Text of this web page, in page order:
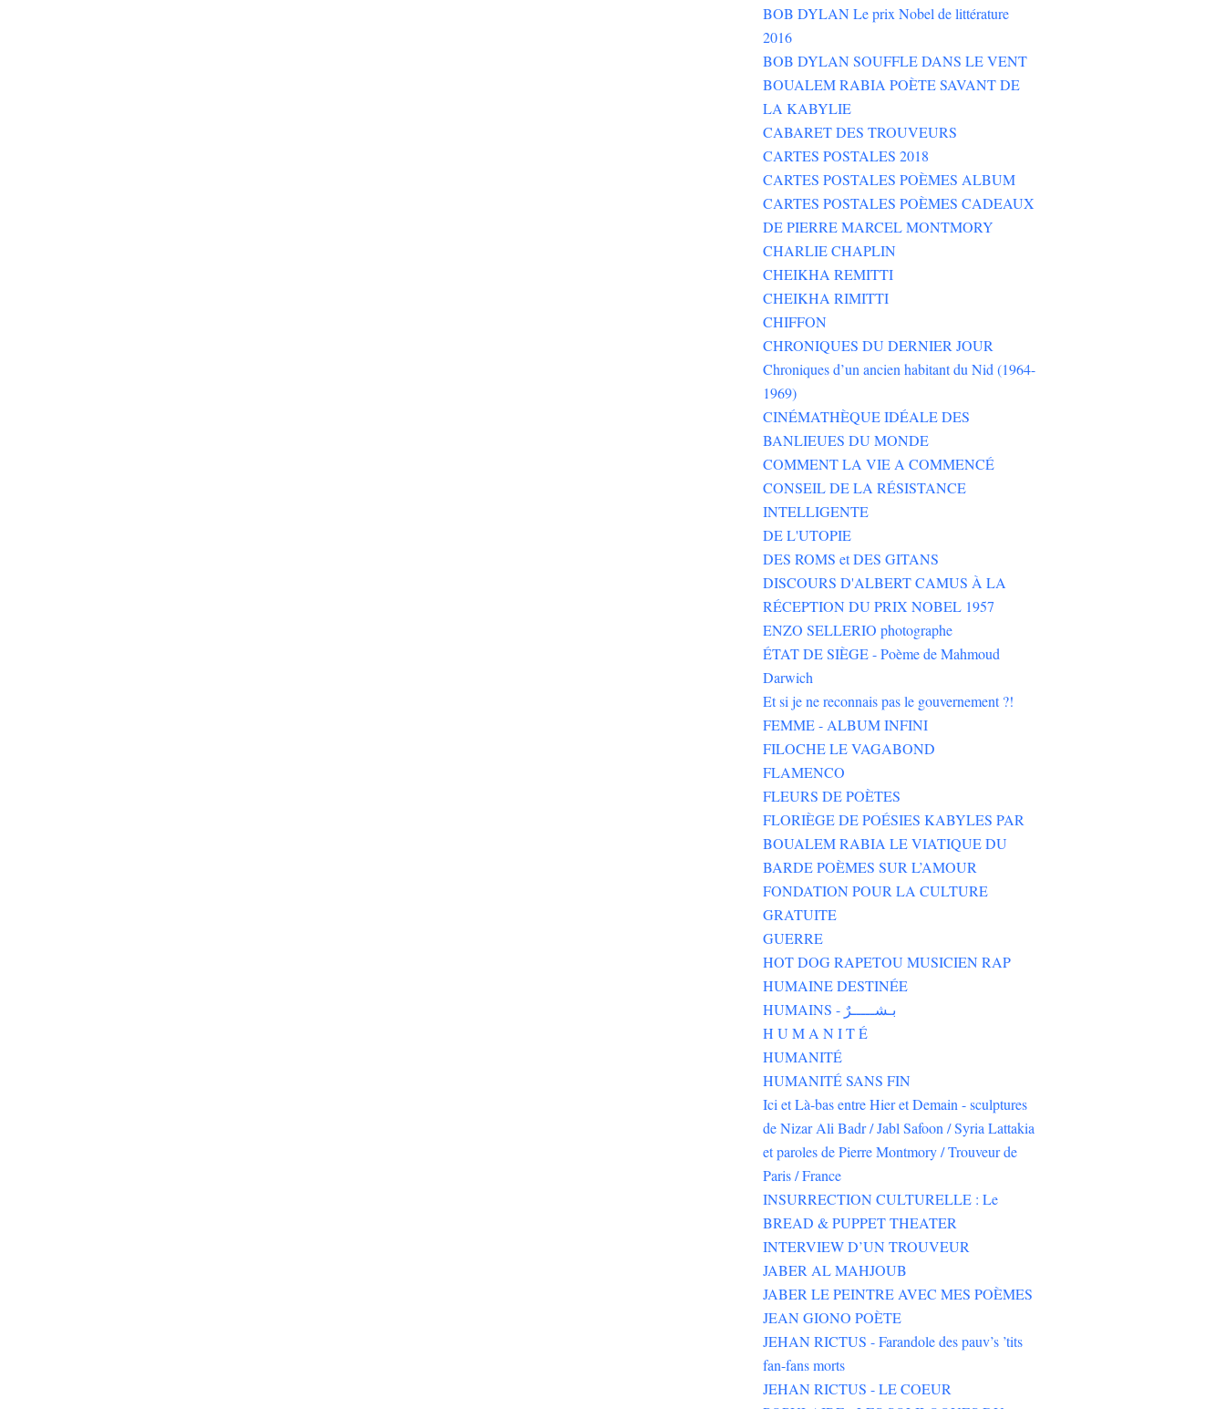
BOB DYLAN Le prix Nobel de littérature
2016
BOB DYLAN SOUFFLE DANS LE VENT
BOUALEM RABIA POÈTE SAVANT DE
LA KABYLIE
CABARET DES TROUVEURS
CARTES POSTALES 2018
CARTES POSTALES POÈMES ALBUM
CARTES POSTALES POÈMES CADEAUX
DE PIERRE MARCEL MONTMORY
CHARLIE CHAPLIN
CHEIKHA REMITTI
CHEIKHA RIMITTI
CHIFFON
CHRONIQUES DU DERNIER JOUR
Chroniques d’un ancien habitant du Nid (1964-
1969)
CINÉMATHÈQUE IDÉALE DES
BANLIEUES DU MONDE
COMMENT LA VIE A COMMENCÉ
CONSEIL DE LA RÉSISTANCE
INTELLIGENTE
DE L'UTOPIE
DES ROMS et DES GITANS
DISCOURS D'ALBERT CAMUS À LA
RÉCEPTION DU PRIX NOBEL 1957
ENZO SELLERIO photographe
ÉTAT DE SIÈGE - Poème de Mahmoud
Darwich
Et si je ne reconnais pas le gouvernement ?!
FEMME - ALBUM INFINI
FILOCHE LE VAGABOND
FLAMENCO
FLEURS DE POÈTES
FLORIÈGE DE POÉSIES KABYLES PAR
BOUALEM RABIA LE VIATIQUE DU
BARDE POÈMES SUR L’AMOUR
FONDATION POUR LA CULTURE
GRATUITE
GUERRE
HOT DOG RAPETOU MUSICIEN RAP
HUMAINE DESTINÉE
HUMAINS - بـشـــــرٌ
H U M A N I T É
HUMANITÉ
HUMANITÉ SANS FIN
Ici et Là-bas entre Hier et Demain - sculptures
de Nizar Ali Badr / Jabl Safoon / Syria Lattakia
et paroles de Pierre Montmory / Trouveur de
Paris / France
INSURRECTION CULTURELLE : Le
BREAD & PUPPET THEATER
INTERVIEW D’UN TROUVEUR
JABER AL MAHJOUB
JABER LE PEINTRE AVEC MES POÈMES
JEAN GIONO POÈTE
JEHAN RICTUS - Farandole des pauv’s ’tits
fan-fans morts
JEHAN RICTUS - LE COEUR